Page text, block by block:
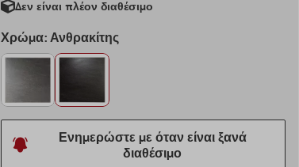
Δεν είναι πλέον διαθέσιμο
Χρώμα: Ανθρακίτης
Ενημερώστε με όταν είναι ξανά
διαθέσιμο